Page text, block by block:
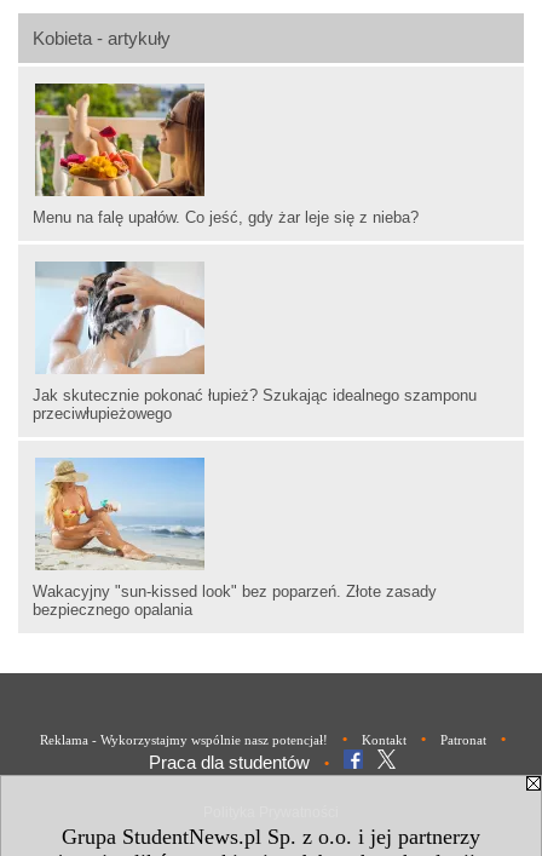
Grupa StudentNews.pl Sp. z o.o. i jej partnerzy
Kobieta - artykuły
Menu na falę upałów. Co jeść, gdy żar leje się z nieba?
Jak skutecznie pokonać łupież? Szukając idealnego szamponu
przeciwłupieżowego
Wakacyjny "sun-kissed look" bez poparzeń. Złote zasady
bezpiecznego opalania
Reklama - Wykorzystajmy wspólnie nasz potencjał! • Kontakt • Patronat •
Praca dla studentów •